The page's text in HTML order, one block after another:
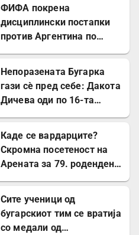
ФИФА покрена
дисциплински постапки
против Аргентина по
Непоразената Бугарка
гази сè пред себе: Дакота
Дичева оди по 16-та
Каде се вардарците?
Скромна посетеност на
Арената за 79. роденден
​Сите ученици од
бугарскиот тим се вратија
со медали од